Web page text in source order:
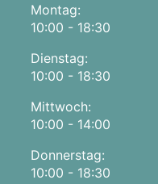
Montag:
10:00 - 18:30
Dienstag:
10:00 - 18:30
Mittwoch:
10:00 - 14:00
Donnerstag:
10:00 - 18:30